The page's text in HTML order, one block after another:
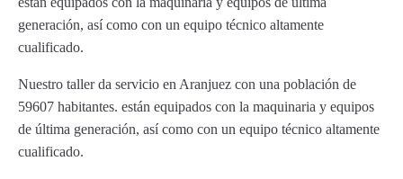
generación, así como con un equipo técnico altamente
cualificado.
Nuestro taller da servicio en Aranjuez con una población de
59607 habitantes. están equipados con la maquinaria y equipos
de última generación, así como con un equipo técnico altamente
cualificado.